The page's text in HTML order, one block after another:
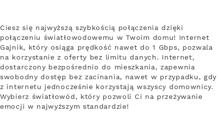
Ciesz się najwyższą szybkością połączenia dzięki
połączeniu światłowodowemu w Twoim domu! Internet
Gajnik, który osiąga prędkość nawet do 1 Gbps, pozwala
na korzystanie z oferty bez limitu danych. Internet,
dostarczony bezpośrednio do mieszkania, zapewnia
swobodny dostęp bez zacinania, nawet w przypadku, gdy
z internetu jednocześnie korzystają wszyscy domownicy.
Wybierz światłowód, który pozwoli Ci na przeżywanie
emocji w najwyższym standardzie!